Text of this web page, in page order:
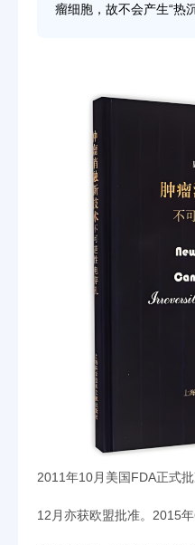
瘤细胞，故不会产生“热沉
2011年10月美国FDA正式
12月亦获欧盟批准。2015